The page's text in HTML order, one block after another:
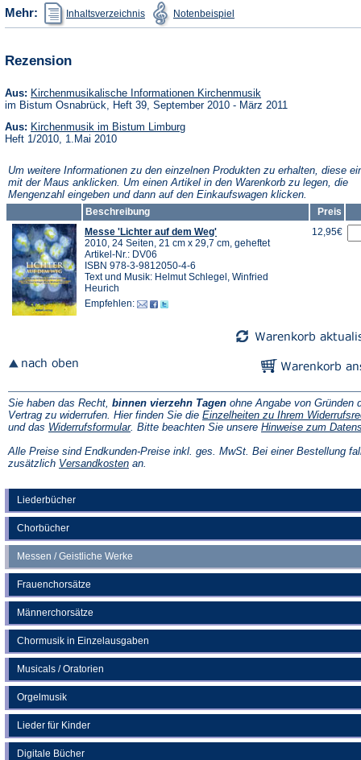
Liederbücher
Chorbücher
Messen / Geistliche Werke
Frauenchorsätze
Männerchorsätze
Chormusik in Einzelausgaben
Musicals / Oratorien
Orgelmusik
Lieder für Kinder
Digitale Bücher
Mehr: Inhaltsverzeichnis
(Öffnet
in
einem
Notenbeispiel in
einem
Rezension
Aus: Kirchenmusikalische Informationen Kirchenmusik
in
im Bistum Osnabrück, Heft 39, September 2010 - März 2011
Aus: Kirchenmusik im Bistum Limburg(Öffnet
Tab)
Heft 1/2010, 1.Mai 2010
Um weitere Informationen zu den einzelnen Produkten zu erhalten, diese
mit der Maus anklicken. Um einen Artikel in den Warenkorb zu legen, die
Mengenzahl eingeben und dann auf den Einkaufswagen klicken.
Beschreibung
Preis
Messe 'Lichter auf dem Weg'
2010, 24 Seiten, 21 cm x 29,7 cm, geheftet
Artikel-Nr.: DV06
ISBN 978-3-9812050-4-6
Text und Musik: Helmut Schlegel, Winfried
Heurich
Empfehlen:
12,95€
Sie haben das Recht, binnen vierzehn Tagen ohne Angabe von Gründen
Vertrag zu widerrufen. Hier finden Sie die Einzelheiten zu Ihrem
und das Widerrufsformular(Öffnet
einem
neuen
. Bitte beachten Sie unsere Hinweise zum
Alle Preise sind Endkunden-Preise inkl. ges. MwSt. Bei einer Bestellung
zusätzlich Versandkosten(Öffnet
an.